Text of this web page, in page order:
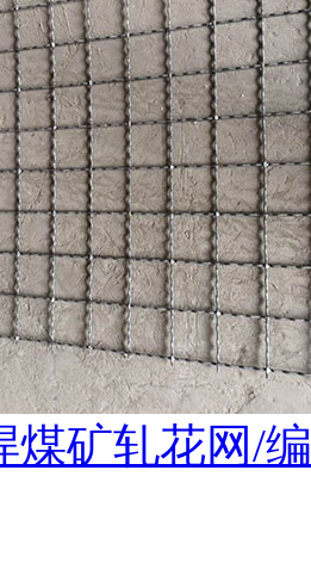
煤矿轧花网/